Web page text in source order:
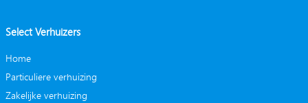
Select Verhuizers
Home
Particuliere verhuizing
Zakelijke verhuizing